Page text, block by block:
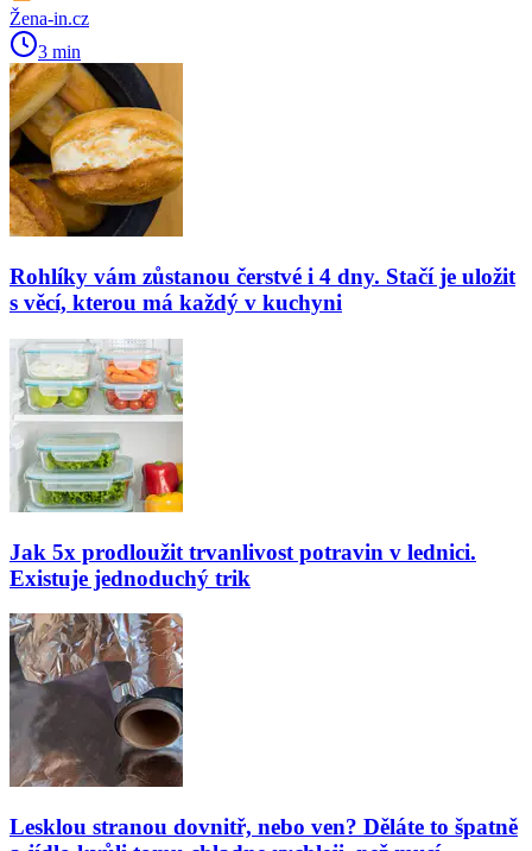
Žena-in.cz
3 min
Rohlíky vám zůstanou čerstvé i 4 dny. Stačí je uložit
s věcí, kterou má každý v kuchyni
Jak 5x prodloužit trvanlivost potravin v lednici.
Existuje jednoduchý trik
Lesklou stranou dovnitř, nebo ven? Děláte to špatně